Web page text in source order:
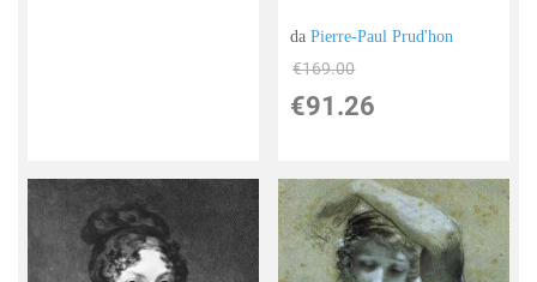
daPierre-Paul Prud'hon
€169.00
€91.26